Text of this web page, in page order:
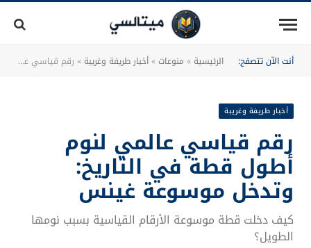
أنت الآن تتصفح: الرئيسية» منوعات»أخبار طريفة وغريبة» رقم قياسي عالمي لنوم أطول قطة في التاريخ: وتدخل موسوعة غينس
أخبار طريفة وغريبة
رقم قياسي عالمي لنوم
أطول قطة في التاريخ:
وتدخل موسوعة غينس
كيف دخلت قطة موسوعة الأرقام القياسية بسبب نومها
الطويل؟